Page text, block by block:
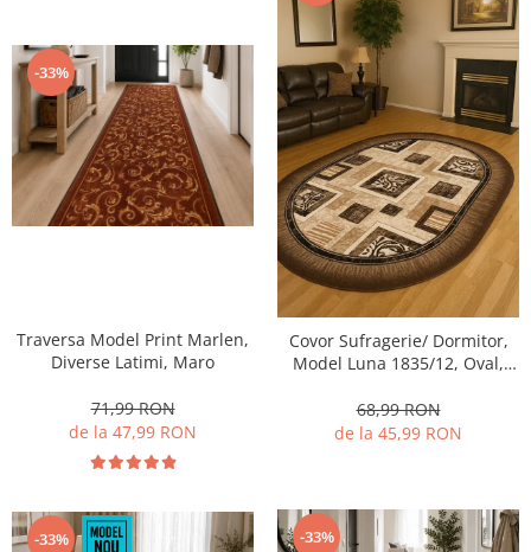
-33%
Traversa Model Print Marlen,
Diverse Latimi, Maro
71,99 RON
de la 47,99 RON
Covor Sufragerie/ Dormitor,
Model Luna 1835/12, Oval,
68,99 RON
de la 45,99 RON
-33% -33%